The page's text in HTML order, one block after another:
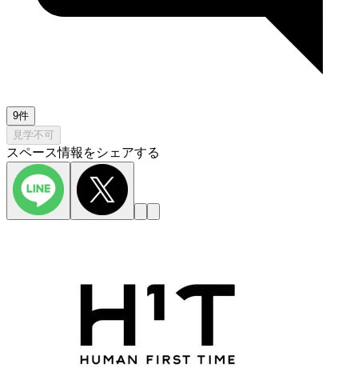
9件
見学不可
スペース情報をシェアする